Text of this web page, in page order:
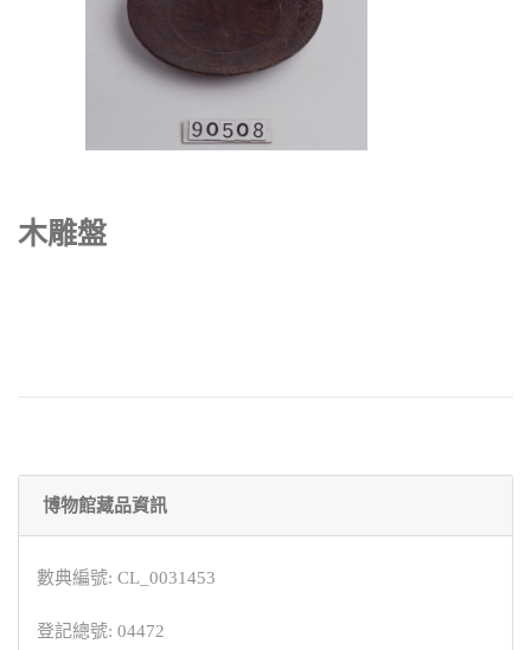
木雕盤
博物館藏品資訊
數典編號: CL_0031453
登記總號: 04472